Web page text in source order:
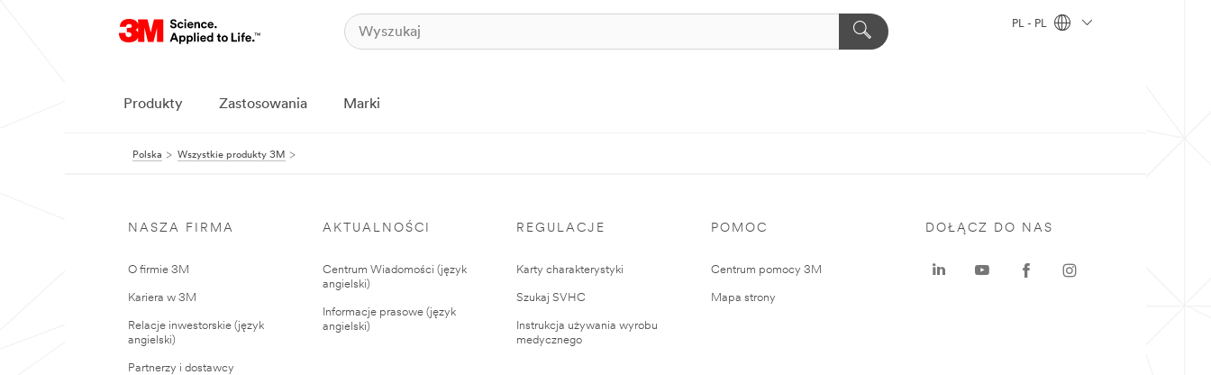
PL - PL
Produkty Zastosowania Marki
Polska Wszystkie produkty 3M
NASZA FIRMA
O firmie 3M
Kariera w 3M
Relacje inwestorskie (język
angielski)
Partnerzy i dostawcy
AKTUALNOŚCI
Centrum Wiadomości (język
angielski)
Informacje prasowe (język
angielski)
REGULACJE
Karty charakterystyki
Szukaj SVHC
Instrukcja używania wyrobu
medycznego
POMOC
Centrum pomocy 3M
Mapa strony
DOŁĄCZ DO NAS